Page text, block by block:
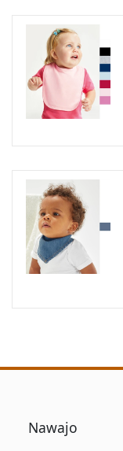
Nawajo